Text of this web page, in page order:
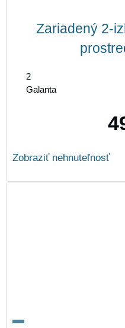
Zariadený 2-
2
Galanta
Zobraziť nehnuteľnosť